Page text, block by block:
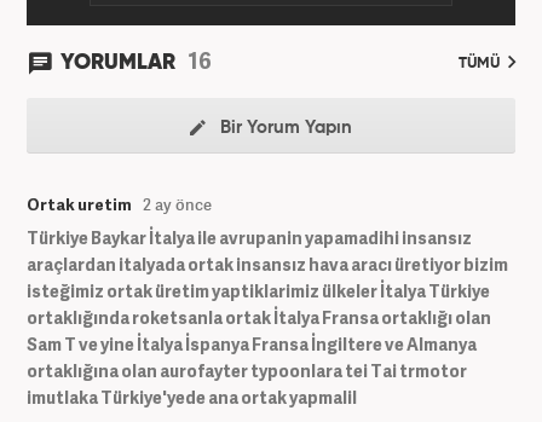
YORUMLAR 16 TÜMÜ
Bir Yorum Yapın
Ortak uretim 2 ay önce
Türkiye Baykar İtalya ile avrupanin yapamadihi insansız
araçlardan italyada ortak insansız hava aracı üretiyor bizim
isteğimiz ortak üretim yaptiklarimiz ülkeler İtalya Türkiye
ortaklığında roketsanla ortak İtalya Fransa ortaklığı olan
Sam T ve yine İtalya İspanya Fransa İngiltere ve Almanya
ortaklığına olan aurofayter typoonlara tei Tai trmotor
imutlaka Türkiye'yede ana ortak yapmalil